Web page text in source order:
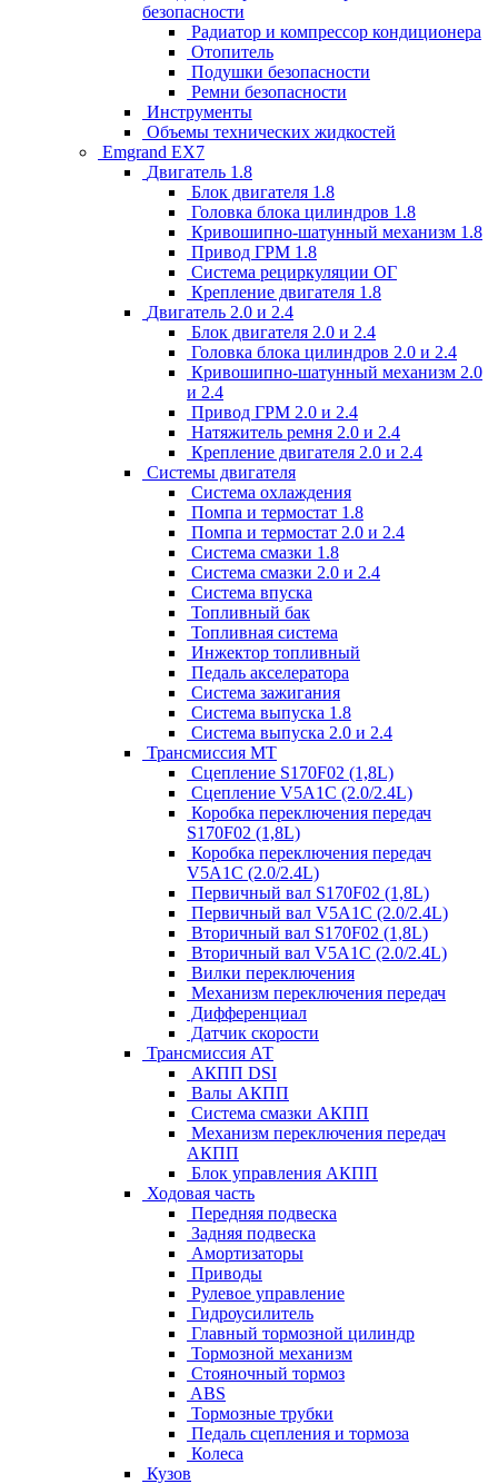
безопасности
Радиатор и компрессор кондиционера
Отопитель
Подушки безопасности
Ремни безопасности
Инструменты
Объемы технических жидкостей
Emgrand EX7
Двигатель 1.8
Блок двигателя 1.8
Головка блока цилиндров 1.8
Кривошипно-шатунный механизм 1.8
Привод ГРМ 1.8
Система рециркуляции ОГ
Крепление двигателя 1.8
Двигатель 2.0 и 2.4
Блок двигателя 2.0 и 2.4
Головка блока цилиндров 2.0 и 2.4
Кривошипно-шатунный механизм 2.0
и 2.4
Привод ГРМ 2.0 и 2.4
Натяжитель ремня 2.0 и 2.4
Крепление двигателя 2.0 и 2.4
Системы двигателя
Система охлаждения
Помпа и термостат 1.8
Помпа и термостат 2.0 и 2.4
Система смазки 1.8
Система смазки 2.0 и 2.4
Система впуска
Топливный бак
Топливная система
Инжектор топливный
Педаль акселератора
Система зажигания
Система выпуска 1.8
Система выпуска 2.0 и 2.4
Трансмиссия МТ
Сцепление S170F02 (1,8L)
Сцепление V5A1C (2.0/2.4L)
Коробка переключения передач
S170F02 (1,8L)
Коробка переключения передач
V5A1C (2.0/2.4L)
Первичный вал S170F02 (1,8L)
Первичный вал V5A1C (2.0/2.4L)
Вторичный вал S170F02 (1,8L)
Вторичный вал V5A1C (2.0/2.4L)
Вилки переключения
Механизм переключения передач
Дифференциал
Датчик скорости
Трансмиссия АТ
АКПП DSI
Валы АКПП
Система смазки АКПП
Механизм переключения передач
АКПП
Блок управления АКПП
Ходовая часть
Передняя подвеска
Задняя подвеска
Амортизаторы
Приводы
Рулевое управление
Гидроусилитель
Главный тормозной цилиндр
Тормозной механизм
Стояночный тормоз
ABS
Тормозные трубки
Педаль сцепления и тормоза
Колеса
Кузов